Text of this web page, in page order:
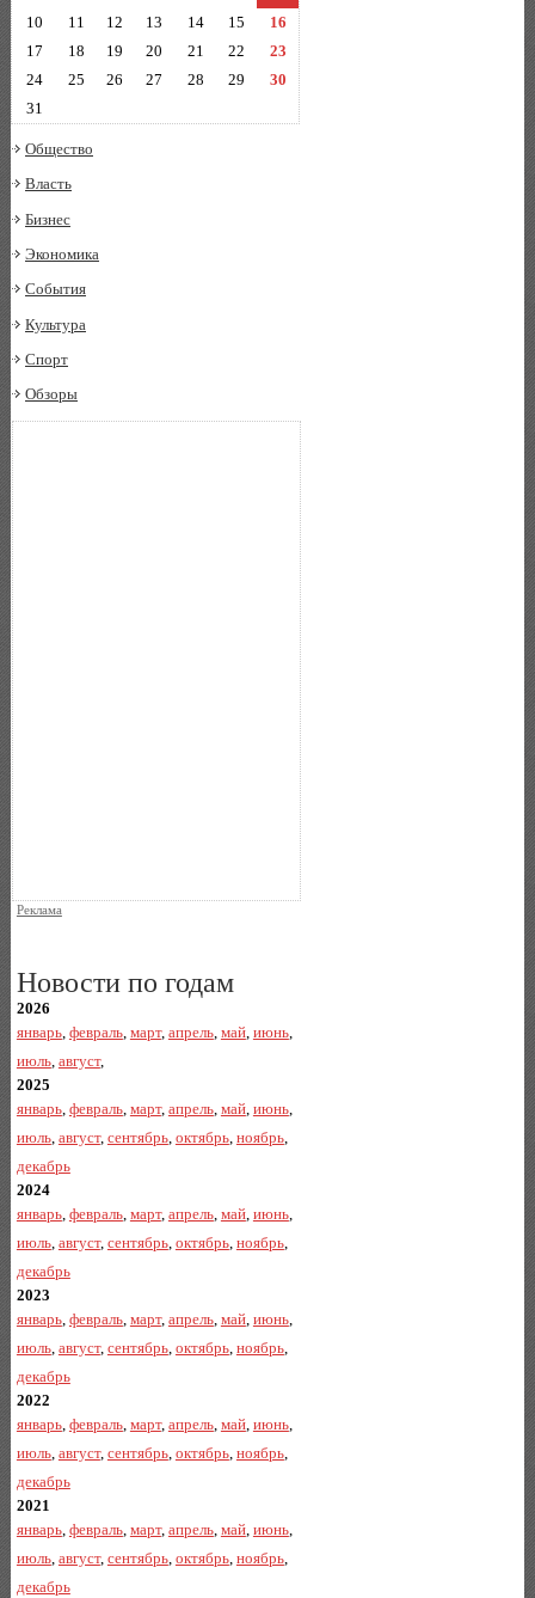
10
11 12 13 14 15
16
17
18 19 20 21 22
23
24
25 26 27 28 29
30
31
Общество
Власть
Бизнес
Экономика
События
Культура
Спорт
Обзоры
Реклама
Новости по годам
2026
январь, февраль, март, апрель, май, июнь,
июль, август,
2025
январь, февраль, март, апрель, май, июнь,
июль, август, сентябрь, октябрь, ноябрь,
декабрь
2024
январь, февраль, март, апрель, май, июнь,
июль, август, сентябрь, октябрь, ноябрь,
декабрь
2023
январь, февраль, март, апрель, май, июнь,
июль, август, сентябрь, октябрь, ноябрь,
декабрь
2022
январь, февраль, март, апрель, май, июнь,
июль, август, сентябрь, октябрь, ноябрь,
декабрь
2021
январь, февраль, март, апрель, май, июнь,
июль, август, сентябрь, октябрь, ноябрь,
декабрь